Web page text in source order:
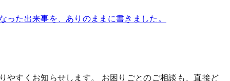
た出来事を、ありのままに書きました。
やすくお知らせします。 お困りごとのご相談も、直接ど